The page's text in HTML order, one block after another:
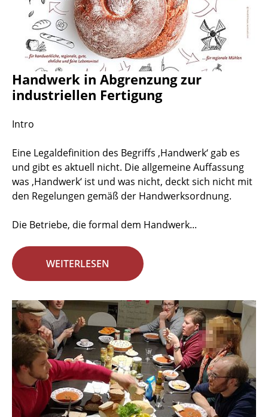
Handwerk in Abgrenzung zur
industriellen Fertigung
Intro
Eine Legaldefinition des Begriffs ‚Handwerk‘ gab es
und gibt es aktuell nicht. Die allgemeine Auffassung
was ‚Handwerk‘ ist und was nicht, deckt sich nicht mit
den Regelungen gemäß der Handwerksordnung.
Die Betriebe, die formal dem Handwerk...
WEITERLESEN